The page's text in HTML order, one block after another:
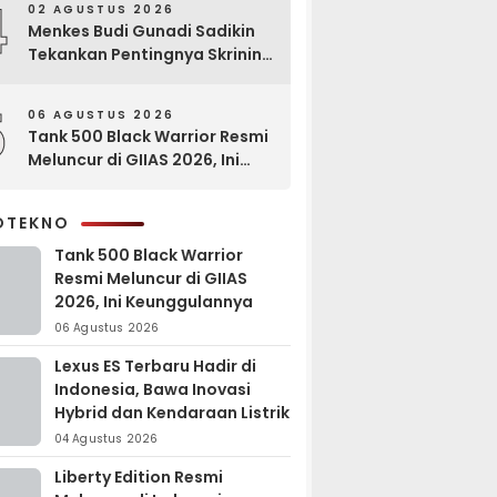
02 AGUSTUS 2026
Menkes Budi Gunadi Sadikin
Tekankan Pentingnya Skrining
06 AGUSTUS 2026
Tank 500 Black Warrior Resmi
Meluncur di GIIAS 2026, Ini
Tank 500 Black Warrior
Resmi Meluncur di GIIAS
2026, Ini Keunggulannya
06 Agustus 2026
Lexus ES Terbaru Hadir di
Indonesia, Bawa Inovasi
Hybrid dan Kendaraan Listrik
04 Agustus 2026
Liberty Edition Resmi